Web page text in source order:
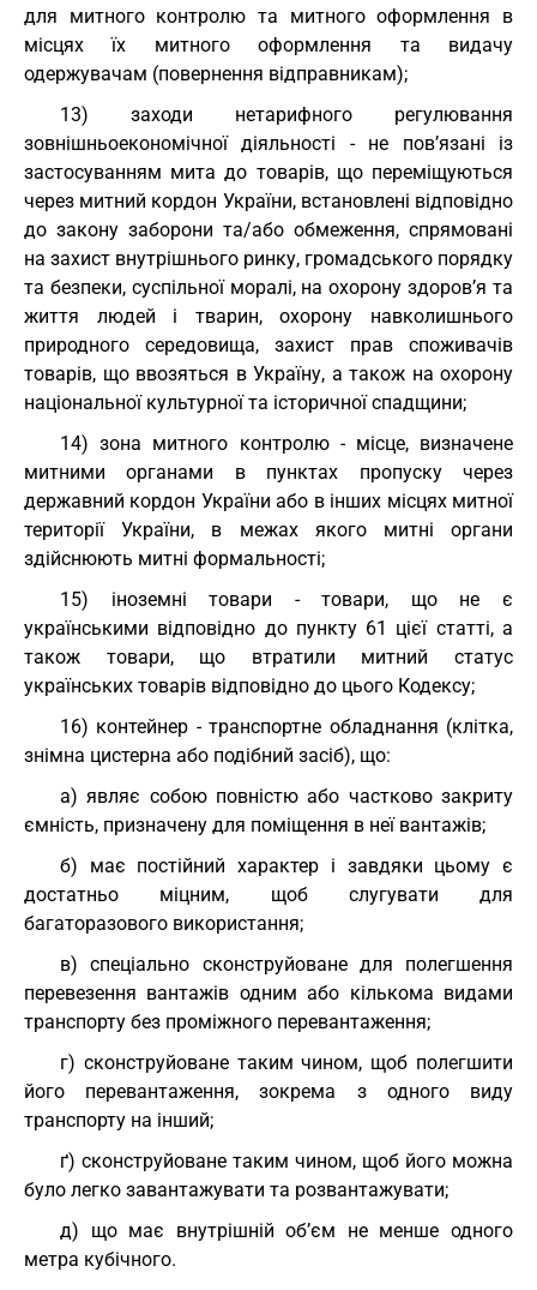
для митного контролю та митного оформлення в
місцях їх митного оформлення та видачу
одержувачам (повернення відправникам);
13) заходи нетарифного регулювання
зовнішньоекономічної діяльності - не пов’язані із
застосуванням мита до товарів, що переміщуються
через митний кордон України, встановлені відповідно
до закону заборони та/або обмеження, спрямовані
на захист внутрішнього ринку, громадського порядку
та безпеки, суспільної моралі, на охорону здоров’я та
життя людей і тварин, охорону навколишнього
природного середовища, захист прав споживачів
товарів, що ввозяться в Україну, а також на охорону
національної культурної та історичної спадщини;
14) зона митного контролю - місце, визначене
митними органами в пунктах пропуску через
державний кордон України або в інших місцях митної
території України, в межах якого митні органи
здійснюють митні формальності;
15) іноземні товари - товари, що не є
українськими відповідно до пункту 61 цієї статті, а
також товари, що втратили митний статус
українських товарів відповідно до цього Кодексу;
16) контейнер - транспортне обладнання (клітка,
знімна цистерна або подібний засіб), що:
а) являє собою повністю або частково закриту
ємність, призначену для поміщення в неї вантажів;
б) має постійний характер і завдяки цьому є
достатньо міцним, щоб слугувати для
багаторазового використання;
в) спеціально сконструйоване для полегшення
перевезення вантажів одним або кількома видами
транспорту без проміжного перевантаження;
г) сконструйоване таким чином, щоб полегшити
його перевантаження, зокрема з одного виду
транспорту на інший;
ґ) сконструйоване таким чином, щоб його можна
було легко завантажувати та розвантажувати;
д) що має внутрішній об’єм не менше одного
метра кубічного.